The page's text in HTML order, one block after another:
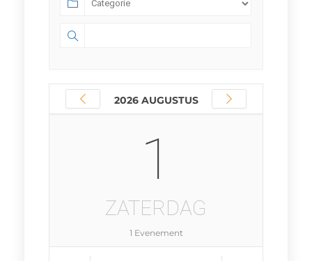
2026 AUGUSTUS
1
ZATERDAG
1 Evenement